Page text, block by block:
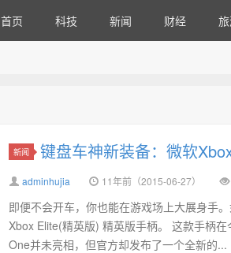
首页 科技 新闻 财经
新闻 键盘车神新装备：微软
adminhujia 11年前（2015-06-27）
即便不会开车，你也能在游戏场上大展身手
Xbox Elite(精英版) 精英版手柄。 这款手柄
One并未亮相，但官方却发布了一个全新的...